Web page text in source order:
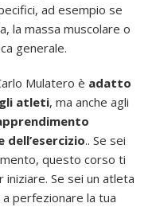
ad esempio se
la massa muscolare o
generale.
Mulatero è adatto
atleti, ma anche agli
dell’esercizio.. Se sei
questo corso ti
Se sei un atleta
perfezionare la tua